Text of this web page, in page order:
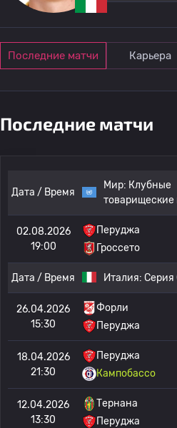
Последние матчи Карьера
Последние матчи
Дата / Время
Мир: Клубные
товарищеские
02.08.2026
19:00
Перуджа
Гроссето
Дата / Время Италия: Серия
26.04.2026
15:30
Форли
Перуджа
18.04.2026
21:30
Перуджа
Кампобассо
12.04.2026
13:30
Тернана
Перуджа